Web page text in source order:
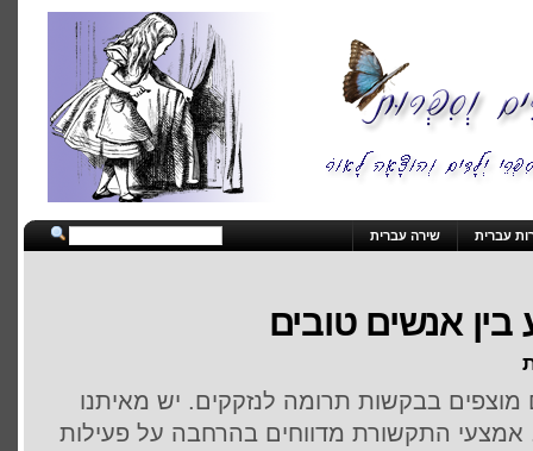
עברית שירה עברית
אנשים טובים
מוצפים בבקשות תרומה לנזקקים. יש מאיתנו
התקשורת מדווחים בהרחבה על פעילות